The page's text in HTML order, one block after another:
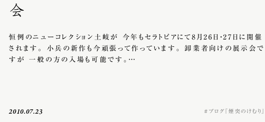
会
恒例のニューコレクション土岐が 今年もセラトピアにて8月26日・27日に開催
されます。 小兵の新作も今頑張って作っています。 卸業者向けの展示会で
すが 一般の方の入場も可能です。…
2010.07.23 ブログ『煙突のけむり』